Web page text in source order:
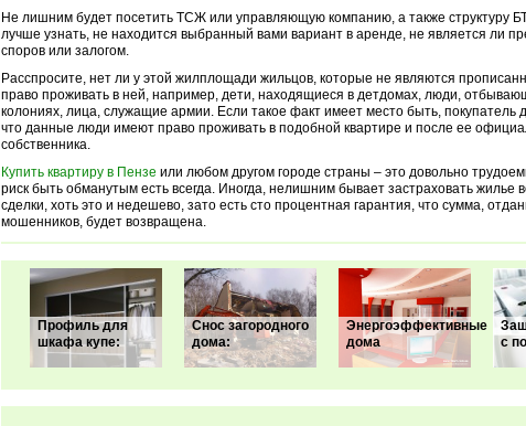
Не лишним будет посетить ТСЖ или управляющую компанию, а также структуру
лучше узнать, не находится выбранный вами вариант в аренде, не является ли
споров или залогом.
Расспросите, нет ли у этой жилплощади жильцов, которые не являются
право проживать в ней, например, дети, находящиеся в детдомах, люди,
колониях, лица, служащие армии. Если такое факт имеет место быть, покупатель
что данные люди имеют право проживать в подобной квартире и после ее
собственника.
Купить квартиру в Пензе или любом другом городе страны – это довольно
риск быть обманутым есть всегда. Иногда, нелишним бывает застраховать жилье
сделки, хоть это и недешево, зато есть сто процентная гарантия, что сумма,
мошенников, будет возвращена.
Профиль для
шкафа купе:
Снос загородного
дома:
Энергоэффективные
дома
с